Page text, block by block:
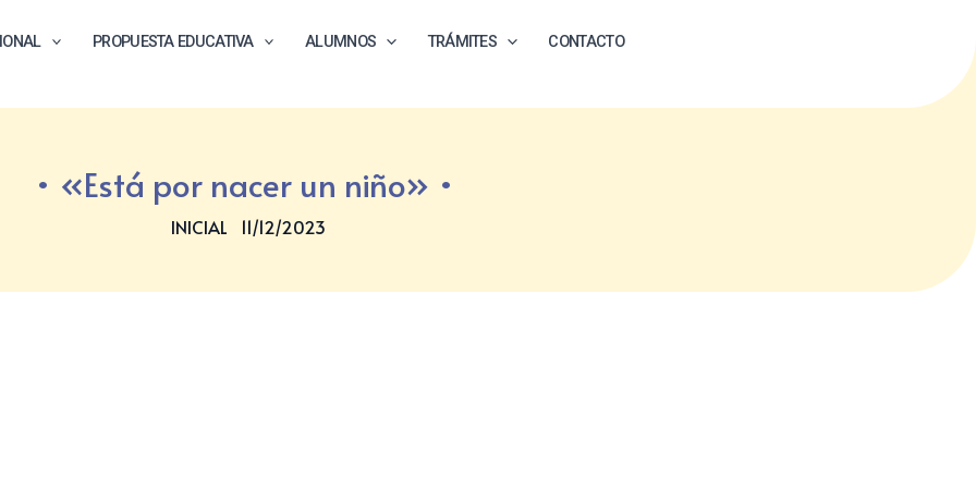
PROPUESTA EDUCATIVA ALUMNOS TRÁMITES CONTACTO
«Está por nacer un niño»
INICIAL 11/12/2023